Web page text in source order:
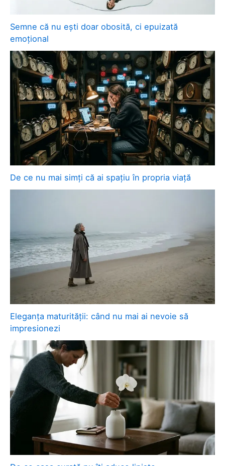
Semne că nu ești doar obosită, ci epuizată
emoțional
De ce nu mai simți că ai spațiu în propria viață
Eleganța maturității: când nu mai ai nevoie să
impresionezi